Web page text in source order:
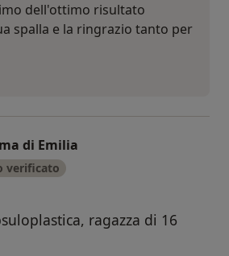
dell'ottimo risultato
spalla e la ringrazio tanto per
di Emilia
verificato
ragazza di 16